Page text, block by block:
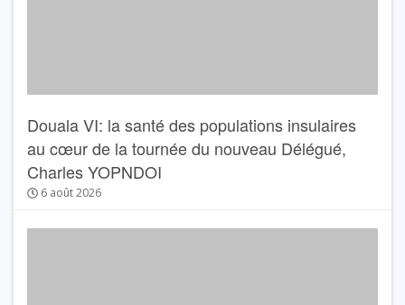
Douala VI: la santé des populations insulaires
au cœur de la tournée du nouveau Délégué,
Charles YOPNDOI
6 août 2026